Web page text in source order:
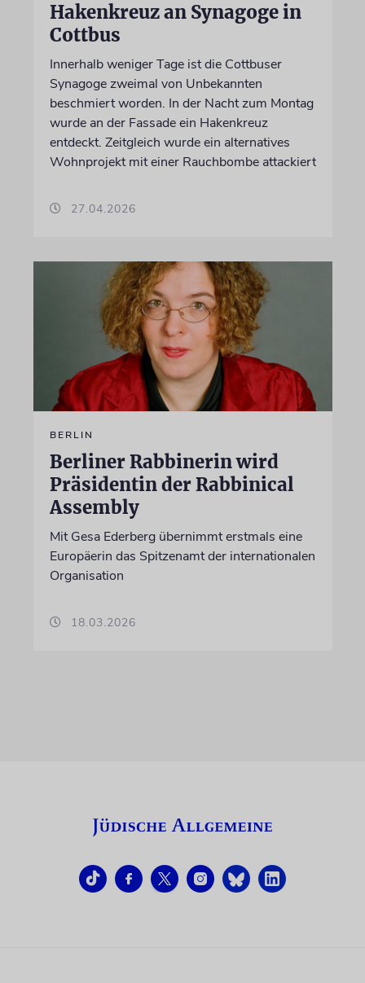
Hakenkreuz an Synagoge in
Cottbus
Innerhalb weniger Tage ist die Cottbuser
Synagoge zweimal von Unbekannten
beschmiert worden. In der Nacht zum Montag
wurde an der Fassade ein Hakenkreuz
entdeckt. Zeitgleich wurde ein alternatives
Wohnprojekt mit einer Rauchbombe attackiert
27.04.2026
BERLIN
Berliner Rabbinerin wird
Präsidentin der Rabbinical
Assembly
Mit Gesa Ederberg übernimmt erstmals eine
Europäerin das Spitzenamt der internationalen
Organisation
18.03.2026